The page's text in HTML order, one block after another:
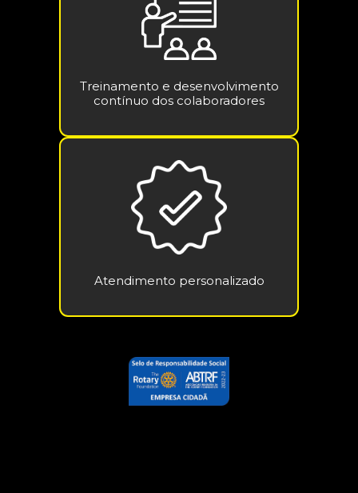
Treinamento e desenvolvimento
contínuo dos colaboradores
Atendimento personalizado